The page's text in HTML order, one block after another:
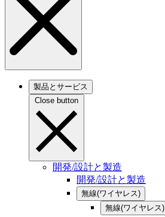
製品とサービス
Close button
開発/設計と製造
開発/設計と製造
無線(ワイヤレス)
無線(ワイヤレス)